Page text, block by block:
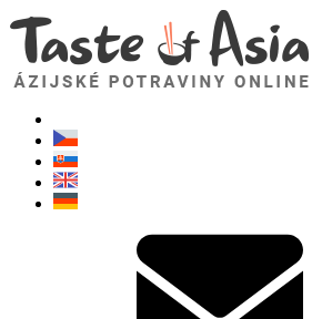
TasteOfAsia.sk
Neváhajte sa opýtať. Som tu pre vás!